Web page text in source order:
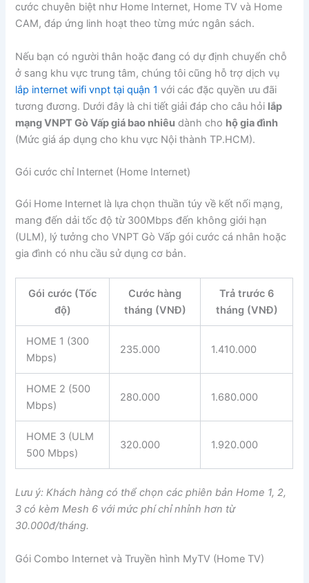
cước chuyên biệt như Home Internet, Home TV và Home
CAM, đáp ứng linh hoạt theo từng mức ngân sách.
Nếu bạn có người thân hoặc đang có dự định chuyển chỗ
ở sang khu vực trung tâm, chúng tôi cũng hỗ trợ dịch vụ
lắp internet wifi vnpt tại quận 1 với các đặc quyền ưu đãi
tương đương. Dưới đây là chi tiết giải đáp cho câu hỏi lắp
mạng VNPT Gò Vấp giá bao nhiêu dành cho hộ gia đình
(Mức giá áp dụng cho khu vực Nội thành TP.HCM).
Gói cước chỉ Internet (Home Internet)
Gói Home Internet là lựa chọn thuần túy về kết nối mạng,
mang đến dải tốc độ từ 300Mbps đến không giới hạn
(ULM), lý tưởng cho VNPT Gò Vấp gói cước cá nhân hoặc
gia đình có nhu cầu sử dụng cơ bản.
Gói cước (Tốc
độ)
Cước hàng
tháng (VNĐ)
Trả trước 6
tháng (VNĐ)
HOME 1 (300
Mbps)
235.000 1.410.000
HOME 2 (500
Mbps)
280.000 1.680.000
HOME 3 (ULM
500 Mbps)
320.000 1.920.000
Lưu ý: Khách hàng có thể chọn các phiên bản Home 1, 2,
3 có kèm Mesh 6 với mức phí chỉ nhỉnh hơn từ
30.000đ/tháng.
Gói Combo Internet và Truyền hình MyTV (Home TV)